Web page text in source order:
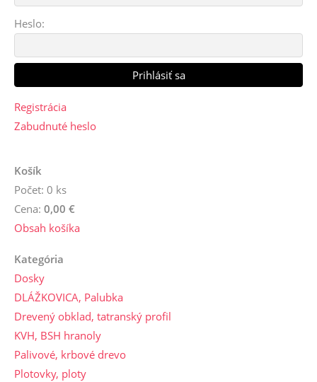
Heslo:
Registrácia
Zabudnuté heslo
Košík
Počet: 0 ks
Cena: 0,00 €
Obsah košíka
Kategória
Dosky
DLÁŽKOVICA, Palubka
Drevený obklad, tatranský profil
KVH, BSH hranoly
Palivové, krbové drevo
Plotovky, ploty